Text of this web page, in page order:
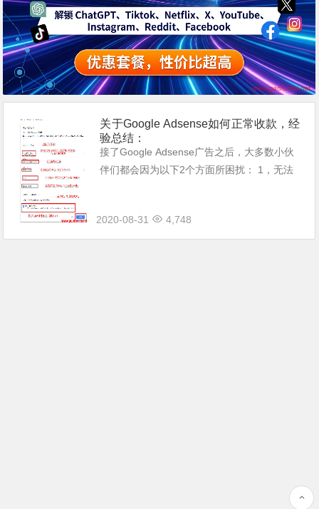
关于Google Adsense如何正常收款，经
验总结：
接了Google Adsense广告之后，大多数小伙
伴们都会因为以下2个方面所困扰： 1，无法
2020-08-31
4,748